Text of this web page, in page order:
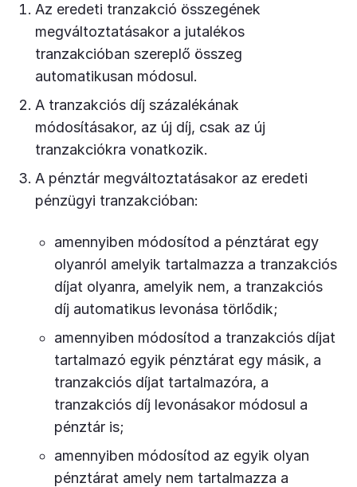
Az eredeti tranzakció összegének
megváltoztatásakor a jutalékos
tranzakcióban szereplő összeg
automatikusan módosul.
A tranzakciós díj százalékának
módosításakor, az új díj, csak az új
tranzakciókra vonatkozik.
A pénztár megváltoztatásakor az eredeti
pénzügyi tranzakcióban:
amennyiben módosítod a pénztárat egy
olyanról amelyik tartalmazza a tranzakciós
díjat olyanra, amelyik nem, a tranzakciós
díj automatikus levonása törlődik;
amennyiben módosítod a tranzakciós díjat
tartalmazó egyik pénztárat egy másik, a
tranzakciós díjat tartalmazóra, a
tranzakciós díj levonásakor módosul a
pénztár is;
amennyiben módosítod az egyik olyan
pénztárat amely nem tartalmazza a